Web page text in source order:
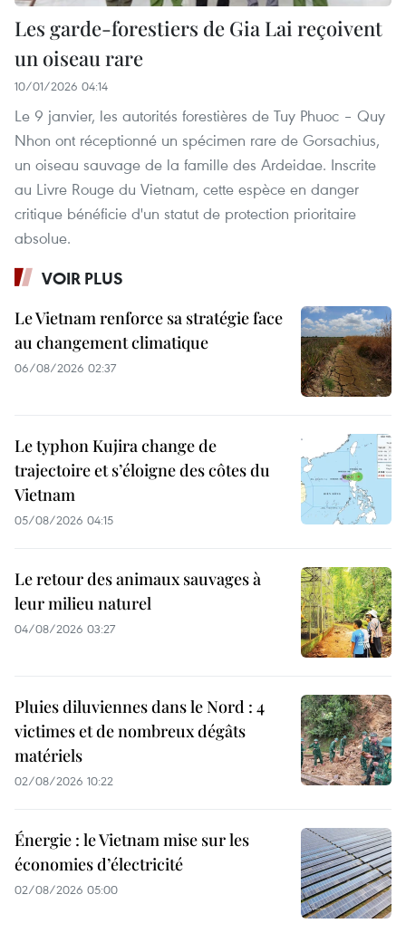
Les garde-forestiers de Gia Lai reçoivent
un oiseau rare
10/01/2026 04:14
Le 9 janvier, les autorités forestières de Tuy Phuoc – Quy
Nhon ont réceptionné un spécimen rare de Gorsachius,
un oiseau sauvage de la famille des Ardeidae. Inscrite
au Livre Rouge du Vietnam, cette espèce en danger
critique bénéficie d'un statut de protection prioritaire
absolue.
VOIR PLUS
Le Vietnam renforce sa stratégie face
au changement climatique
06/08/2026 02:37
Le typhon Kujira change de
trajectoire et s’éloigne des côtes du
Vietnam
05/08/2026 04:15
Le retour des animaux sauvages à
leur milieu naturel
04/08/2026 03:27
Pluies diluviennes dans le Nord : 4
victimes et de nombreux dégâts
matériels
02/08/2026 10:22
Énergie : le Vietnam mise sur les
économies d’électricité
02/08/2026 05:00